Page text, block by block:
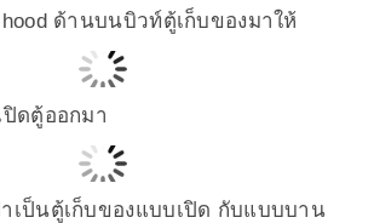
ด้านบนบิวท์ตู้เก็บของมาให้
ปิดตู้ออกมา
เป็นตู้เก็บของแบบเปิด กับแบบบาน